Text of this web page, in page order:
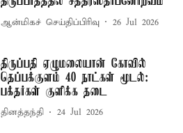
ஆன்மிகச் செய்திப்பிரிவு 26 Jul 2026
திருப்பதி ஏழுமலையான் கோவில்
தெப்பக்குளம் 40 நாட்கள் மூடல்:
பக்தர்கள் குளிக்க தடை
தினத்தந்தி 24 Jul 2026